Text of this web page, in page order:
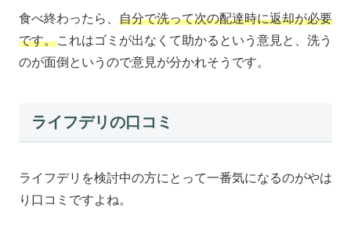
食べ終わったら、 自分で洗って次の配達時に返却が必要
です。これはゴミが出なくて助かるという意見と、洗う
のが面倒というので意見が分かれそうです。
ライフデリの口コミ
ライフデリを検討中の方にとって一番気になるのがやは
り口コミですよね。